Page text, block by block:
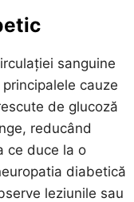
sanguine
cauze
de glucoză
reducând
ce duce la o
diabetică
leziunile sau